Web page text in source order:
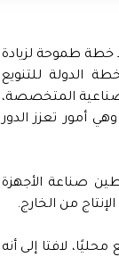
خطة طموحة لزيادة
الدولة للتنويع
المتخصصة،
أمور تعزز الدور
صناعة الأجهزة
من الخارج.
لافتا إلى أنه